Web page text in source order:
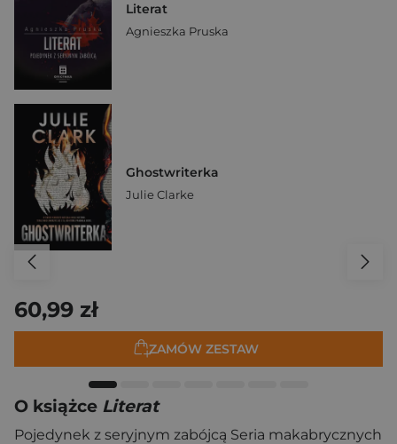
Literat
Agnieszka Pruska
Ghostwriterka
Julie Clarke
60,99 zł
ZAMÓW ZESTAW
O książce Literat
Pojedynek z seryjnym zabójcą Seria makabrycznych